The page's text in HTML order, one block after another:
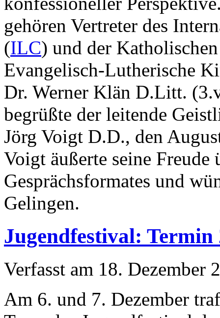
gehören Vertreter des
(ILC) und der
Evangelisch-Lutherische
Dr. Werner Klän D.Litt.
begrüßte der leitende
Jörg Voigt D.D., den
Voigt äußerte seine Freude
Gesprächsformates und
Gelingen.
Jugendfestival: Termin
Verfasst am 18. Dezember
Am 6. und 7. Dezember